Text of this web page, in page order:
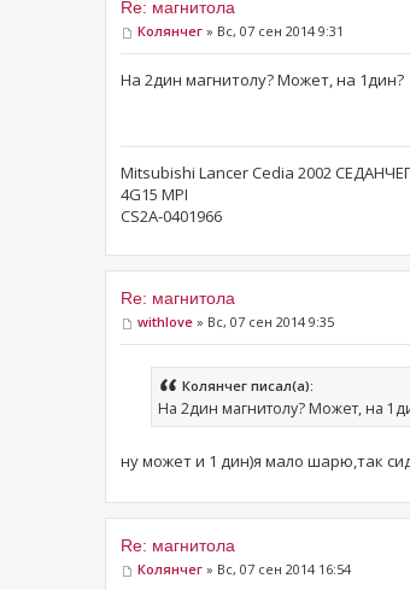
Re: магнитола
Колянчег » Вс, 07 сен 2014 9:31
На 2дин магнитолу? Может, на 1дин?
Mitsubishi Lancer Cedia 2002 СЕДАНЧЕГ
4G15 MPI
CS2A-0401966
Re: магнитола
withlove » Вс, 07 сен 2014 9:35
Колянчег писал(а):
На 2дин магнитолу? Может, на
ну может и 1 дин)я мало шарю,так
Re: магнитола
Колянчег » Вс, 07 сен 2014 16:54